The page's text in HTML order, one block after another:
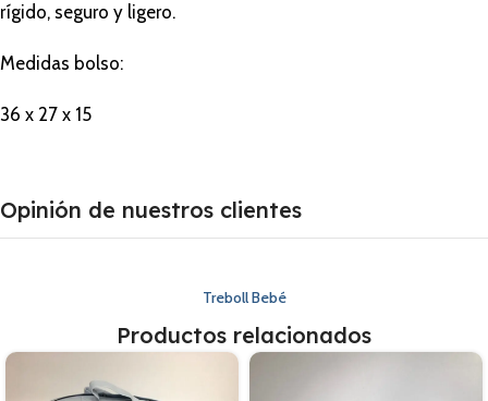
rígido, seguro y ligero.
Medidas bolso:
36 x 27 x 15
Opinión de nuestros clientes
Treboll Bebé
Productos relacionados